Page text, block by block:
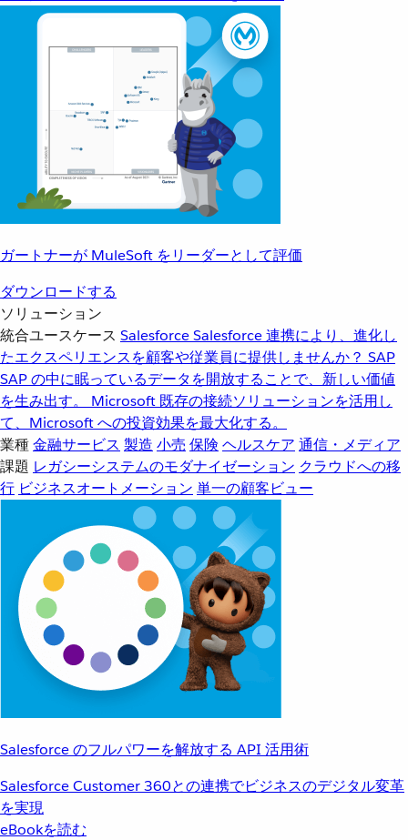
ガートナーが MuleSoft をリーダーとして評価
ダウンロードする
ソリューション
統合ユースケース SalesforceSalesforce 連携により、進化し
たエクスペリエンスを顧客や従業員に提供しませんか？ SAP
SAP の中に眠っているデータを開放することで、新しい価値
を生み出す。
Microsoft 既存の接続ソリューションを活用し
て、Microsoft への投資効果を最大化する。
業種金融サービス 製造 小売 保険 ヘルスケア 通信・メディア
課題 レガシーシステムのモダナイゼーション クラウドへの移
行 ビジネスオートメーション 単一の顧客ビュー
Salesforce のフルパワーを解放する API 活用術
Salesforce Customer 360との連携でビジネスのデジタル変革
を実現
eBookを読む